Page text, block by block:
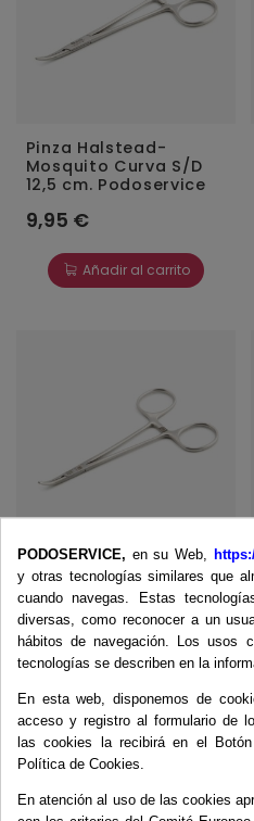
Pinza Halstead-
Mosquito Curva S/D
12,5 cm. Podoservice
9,95 €
Añadir al carrito
Pinza Halstead-
Mosquito Curva C/D
12 cm. Aesculap
(BH121R)
37,63 €
Añadir al carrito
PODOSERVICE, en su Web,
y otras tecnologías similares que
cuando navegas. Estas
diversas, como reconocer a un
hábitos de navegación. Los usos
tecnologías se describen en la
En esta web, disponemos de
acceso y registro al formulario de
las cookies la recibirá en el
Política de Cookies.
En atención al uso de las cookies